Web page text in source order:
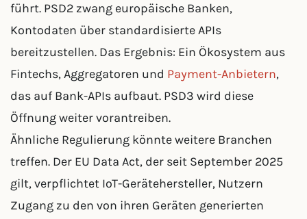
führt. PSD2 zwang europäische Banken,
Kontodaten über standardisierte APIs
bereitzustellen. Das Ergebnis: Ein Ökosystem aus
Fintechs, Aggregatoren und Payment-Anbietern,
das auf Bank-APIs aufbaut. PSD3 wird diese
Öffnung weiter vorantreiben.
Ähnliche Regulierung könnte weitere Branchen
treffen. Der EU Data Act, der seit September 2025
gilt, verpflichtet IoT-Gerätehersteller, Nutzern
Zugang zu den von ihren Geräten generierten